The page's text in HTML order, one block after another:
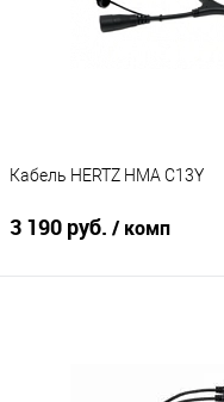
Кабель HERTZ HMA C13Y
3 190 руб. / комп